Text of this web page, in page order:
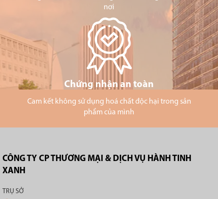
nơi
Chứng nhận an toàn
Cam kết không sử dụng hoá chất độc hại trong sản
phẩm của mình
CÔNG TY CP THƯƠNG MẠI & DỊCH VỤ HÀNH TINH
XANH
TRỤ SỞ